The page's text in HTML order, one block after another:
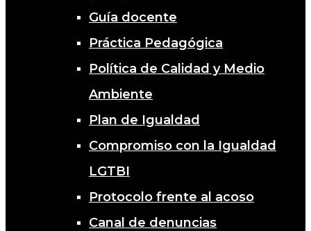
Guía docente
Práctica Pedagógica
Política de Calidad y Medio
Ambiente
Plan de Igualdad
Compromiso con la Igualdad
LGTBI
Protocolo frente al acoso
Canal de denuncias